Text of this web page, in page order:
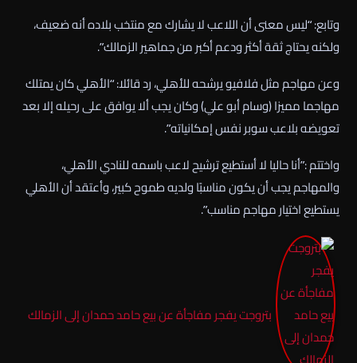
وتابع: “ليس معنى أن اللاعب لا يشارك مع منتخب بلاده أنه ضعيف،
ولكنه يحتاج ثقة أكثر ودعم أكبر من جماهير الزمالك”.
وعن مهاجم مثل فلافيو يرشحه للأهلي، رد قائلا: “الأهلي كان يمتلك
مهاجما مميزا (وسام أبو علي) وكان يجب ألا يوافق على رحيله إلا بعد
تعويضه بلاعب سوبر نفس إمكانياته”.
واختتم :”أنا حاليا لا أستطيع ترشيح لاعب باسمه للنادي الأهلي،
والمهاجم يجب أن يكون مناسبًا ولديه طموح كبير، وأعتقد أن الأهلي
يستطيع اختيار مهاجم مناسب”.
بتروجت يفجر مفاجأة عن بيع حامد حمدان إلى الزمالك